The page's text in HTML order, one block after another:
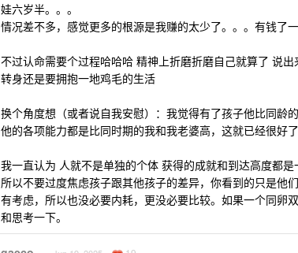
娃六岁半。。。
情况差不多，感觉更多的根源是我赚的太少了。。。有钱了
不过认命需要个过程哈哈哈 精神上折磨折磨自己就算了 说出
转身还是要拥抱一地鸡毛的生活
换个角度想（或者说自我安慰）：我觉得有了孩子他比同龄
他的各项能力都是比同时期的我和我老婆高，这就已经很好了
我一直认为 人就不是单独的个体 获得的成就和到达高度都
所以不要过度焦虑孩子跟其他孩子的差异，你看到的只是他
有考虑，所以也没必要内耗，更没必要比较。如果一个同卵
和思考一下。